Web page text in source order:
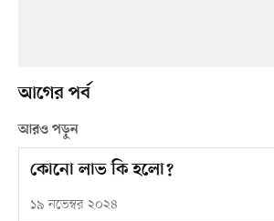
আগের পর্ব
আরও পড়ুন
কোনো লাভ কি হলো?
১৯ নভেম্বর ২০২৪